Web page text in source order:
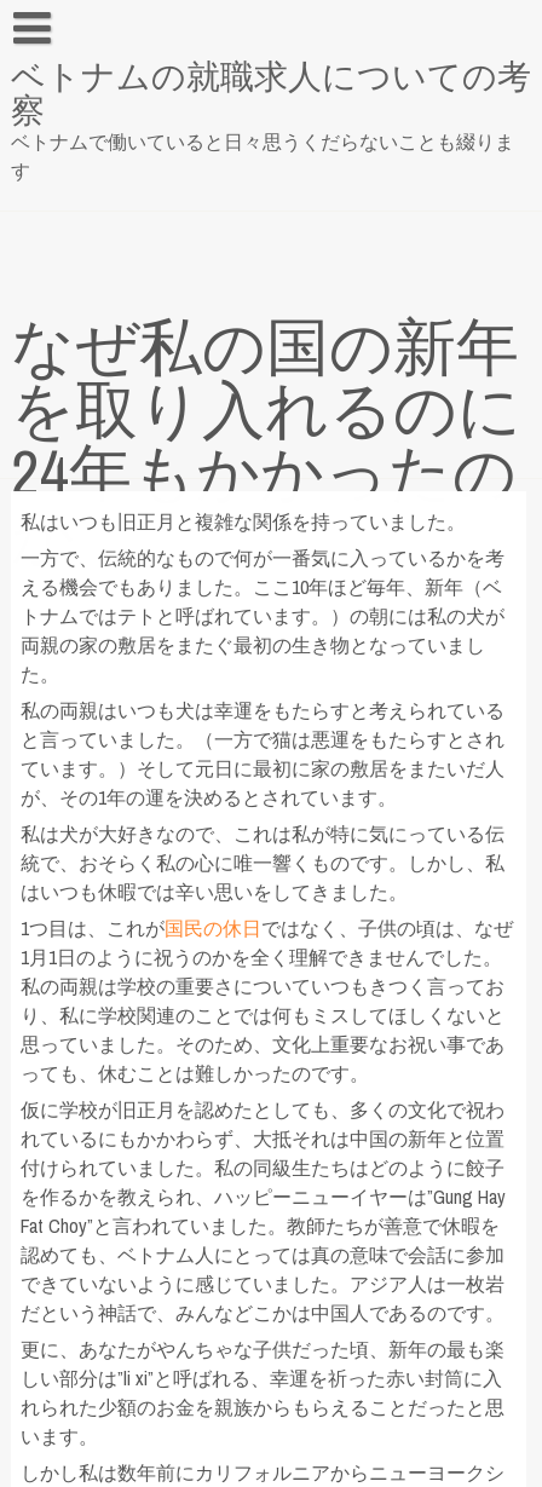
Skip
to
contentベトナム就職実現のための求人情報サイト
ベトナムの就職求人についての考
察
ベトナムで働いていると日々思うくだらないことも綴りま
す
なぜ私の国の新年
を取り入れるのに
24年もかかったの
か
私はいつも旧正月と複雑な関係を持っていました。
一方で、伝統的なもので何が一番気に入っているかを考
える機会でもありました。ここ10年ほど毎年、新年（ベ
トナムではテトと呼ばれています。）の朝には私の犬が
両親の家の敷居をまたぐ最初の生き物となっていまし
た。
私の両親はいつも犬は幸運をもたらすと考えられている
と言っていました。（一方で猫は悪運をもたらすとされ
ています。）そして元日に最初に家の敷居をまたいだ人
が、その1年の運を決めるとされています。
私は犬が大好きなので、これは私が特に気にっている伝
統で、おそらく私の心に唯一響くものです。しかし、私
はいつも休暇では辛い思いをしてきました。
1つ目は、これが国民の休日ではなく、子供の頃は、なぜ
1月1日のように祝うのかを全く理解できませんでした。
私の両親は学校の重要さについていつもきつく言ってお
り、私に学校関連のことでは何もミスしてほしくないと
思っていました。そのため、文化上重要なお祝い事であ
っても、休むことは難しかったのです。
仮に学校が旧正月を認めたとしても、多くの文化で祝わ
れているにもかかわらず、大抵それは中国の新年と位置
付けられていました。私の同級生たちはどのように餃子
を作るかを教えられ、ハッピーニューイヤーは”Gung Hay
Fat Choy”と言われていました。教師たちが善意で休暇を
認めても、ベトナム人にとっては真の意味で会話に参加
できていないように感じていました。アジア人は一枚岩
だという神話で、みんなどこかは中国人であるのです。
更に、あなたがやんちゃな子供だった頃、新年の最も楽
しい部分は”li xi”と呼ばれる、幸運を祈った赤い封筒に入
れられた少額のお金を親族からもらえることだったと思
います。
しかし私は数年前にカリフォルニアからニューヨークシ